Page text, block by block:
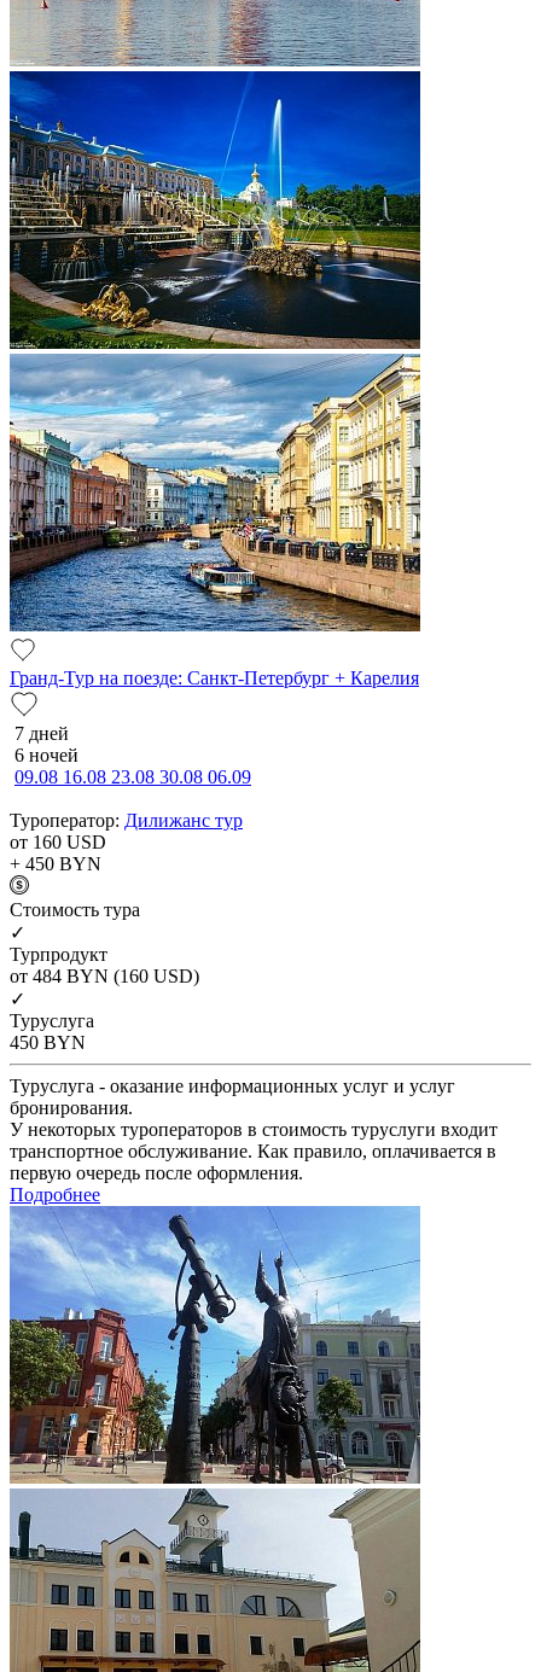
Гранд-Тур на поезде: Санкт-Петербург + Карелия
7 дней
6 ночей
09.08 16.08 23.08 30.08 06.09
Туроператор: Дилижанс тур
от 160 USD
+ 450 BYN
Cтоимость тура
✓
Турпродукт
от 484 BYN (160 USD)
✓
Туруслуга
450 BYN
Туруслуга - оказание информационных услуг и услуг
бронирования.
У некоторых туроператоров в стоимость туруслуги входит
транспортное обслуживание. Как правило, оплачивается в
первую очередь после оформления.
Подробнее